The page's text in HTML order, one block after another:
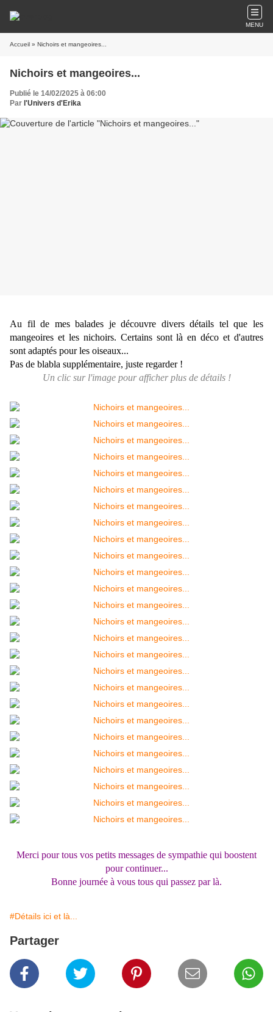
MENU
Accueil » Nichoirs et mangeoires...
Nichoirs et mangeoires...
Publié le 14/02/2025 à 06:00
Par l'Univers d'Erika
Au fil de mes balades je découvre divers détails tel que les
mangeoires et les nichoirs. Certains sont là en déco et d'autres
sont adaptés pour les oiseaux...
Pas de blabla supplémentaire, juste regarder !
Un clic sur l'image pour afficher plus de détails !
Merci pour tous vos petits messages de sympathie qui boostent
pour continuer...
Bonne journée à vous tous qui passez par là.
#Détails ici et là...
Partager